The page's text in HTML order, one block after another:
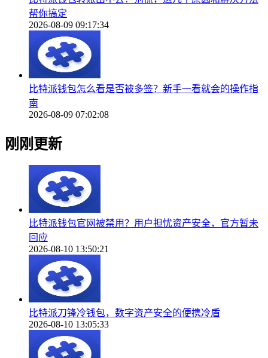
帮你搞定
2026-08-09 09:17:34
比特派钱包怎么看是否被多签？新手一看就会的操作指
南
2026-08-09 07:02:08
刚刚更新
比特派钱包官网被禁用？用户担忧资产安全，官方暂未
回应
2026-08-10 13:50:21
比特派刀锋冷钱包，数字资产安全的便携冷盾
2026-08-10 13:05:33